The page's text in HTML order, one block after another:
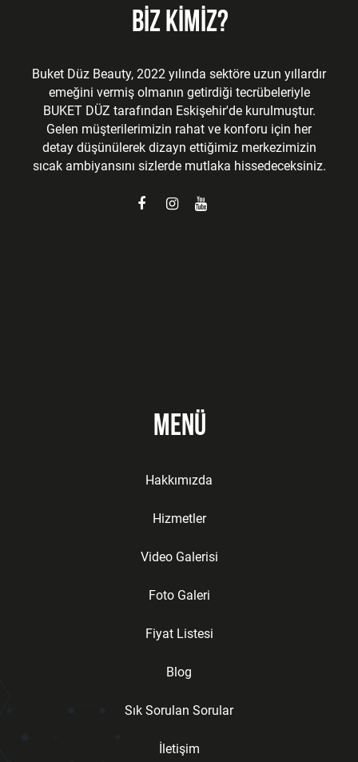
BİZ KİMİZ?
Buket Düz Beauty, 2022 yılında sektöre uzun yıllardır
emeğini vermiş olmanın getirdiği tecrübeleriyle
BUKET DÜZ tarafından Eskişehir'de kurulmuştur.
Gelen müşterilerimizin rahat ve konforu için her
detay düşünülerek dizayn ettiğimiz merkezimizin
sıcak ambiyansını sizlerde mutlaka hissedeceksiniz.
Menü
Hakkımızda
Hizmetler
Video Galerisi
Foto Galeri
Fiyat Listesi
Blog
Sık Sorulan Sorular
İletişim